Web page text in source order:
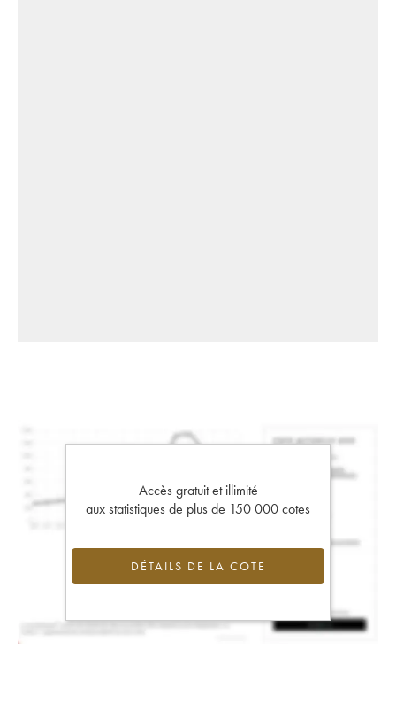
Accès gratuit et illimité
aux statistiques de plus de 150 000 cotes
DÉTAILS DE LA COTE